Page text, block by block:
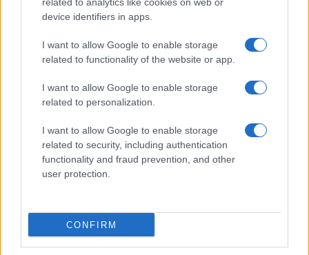
device identifiers in apps.
I want to allow Google to enable storage
related to functionality of the website or app.
I want to allow Google to enable storage
related to personalization.
I want to allow Google to enable storage
related to security, including authentication
functionality and fraud prevention, and other
user protection.
CONFIRM
Codacons denuncia: i problemi che affliggono la Sicilia
tra carburanti, spiagge e incendi
Matteo Pellegrino · 25 Lug 2026